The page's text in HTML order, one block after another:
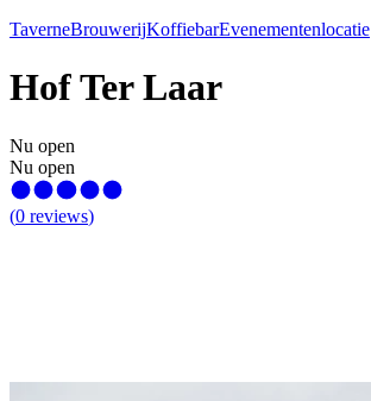
TaverneBrouwerijKoffiebarEvenementenlocatie
Hof Ter Laar
Nu open
Nu open
(0 reviews)